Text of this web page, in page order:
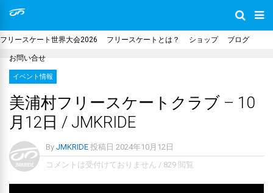
フリースケート世界大会2026 フリースケートとは？ ショップ ブログ
お問い合せ
イベント情報
美浦村フリースケートクラブ – 10
月12日 / JMKRIDE
By JMKRIDE 投稿日 2024年10月12日
コメントは受付けておりません / 829 閲覧